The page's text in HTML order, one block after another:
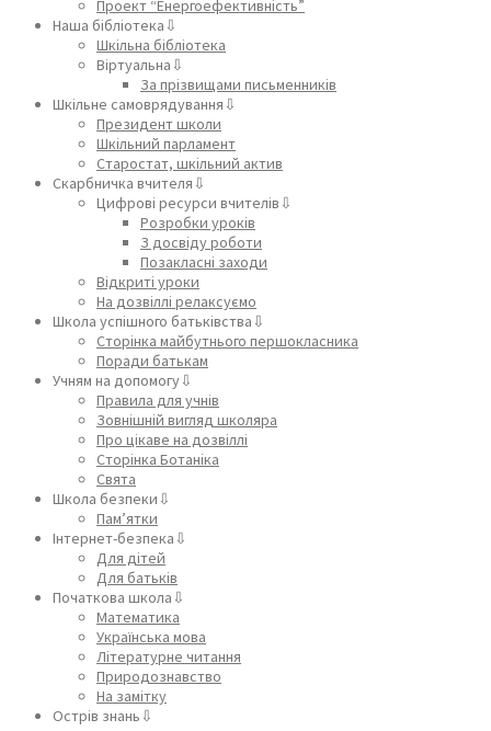
Проект “Енергоефективність”
Наша бібліотека⇩
Шкільна бібліотека
Віртуальна⇩
За прізвищами письменників
Шкільне самоврядування⇩
Президент школи
Шкільний парламент
Старостат, шкільний актив
Скарбничка вчителя⇩
Цифрові ресурси вчителів⇩
Розробки уроків
З досвіду роботи
Позакласні заходи
Відкриті уроки
На дозвіллі релаксуємо
Школа успішного батьківства⇩
Сторінка майбутнього першокласника
Поради батькам
Учням на допомогу⇩
Правила для учнів
Зовнішній вигляд школяра
Про цікаве на дозвіллі
Сторінка Ботаніка
Свята
Школа безпеки⇩
Пам’ятки
Інтернет-безпека⇩
Для дітей
Для батьків
Початкова школа⇩
Математика
Українська мова
Літературне читання
Природознавство
На замітку
Острів знань⇩